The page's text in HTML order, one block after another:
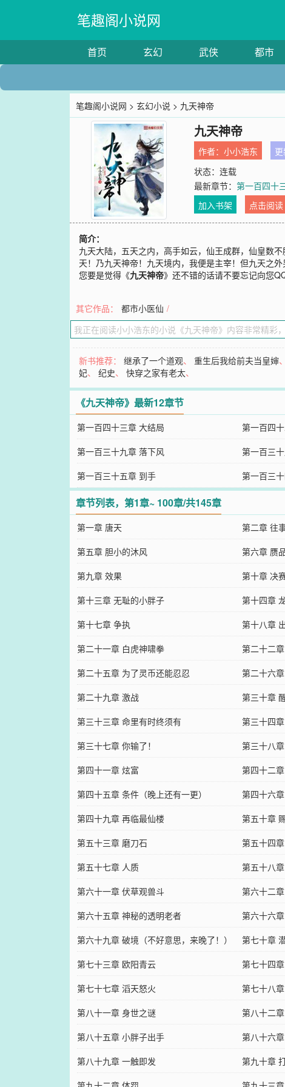
笔趣阁小说网
首页 玄幻 武侠 都市
笔趣阁小说网 >玄幻小说 > 九天神帝
九天神帝
作者：小小浩东
状态：连载
最新章节：第一百四十
加入书架
点击阅读
简介：
九天大陆，五天之内，高手如云，仙王成群，仙皇数
天！乃九天神帝！九天境内，我便是主宰！但九天之
您要是觉得《九天神帝》还不错的话请不要忘记向您
其它作品： 都市小医仙 /
新书推荐：继承了一个道观、重生后我给前夫当皇婶
妃、纪史、快穿之家有老太、
《九天神帝》最新12章节
第一百四十三章 大结局 第一百四
第一百三十九章 落下风
第一百三
第一百三十五章 到手
第一百三
章节列表，第1章~ 100章/共145章
第一章 唐天 第二章 往
第五章 胆小的沐风
第六章 赝
第九章 效果
第十章 决
第十三章 无耻的小胖子
第十四章
第十七章 争执
第十八章
第二十一章 白虎神啸拳
第二十二
第二十五章 为了灵币还能忍忍
第二十六
第二十九章 激战
第三十章
第三十三章 命里有时终须有
第三十四
第三十七章 你输了！
第三十八
第四十一章 炫富
第四十二
第四十五章 条件（晚上还有一更）
第四十六
第四十九章 再临最仙楼
第五十章
第五十三章 磨刀石
第五十四
第五十七章 人质
第五十八
第六十一章 伏草观兽斗
第六十二
第六十五章 神秘的透明老者
第六十六
第六十九章 破境（不好意思，来晚了！）
第七十章
第七十三章 欧阳青云
第七十四
第七十七章 滔天怒火
第七十八
第八十一章 身世之谜
第八十二
第八十五章 小胖子出手
第八十六
第八十九章 一触即发
第九十章